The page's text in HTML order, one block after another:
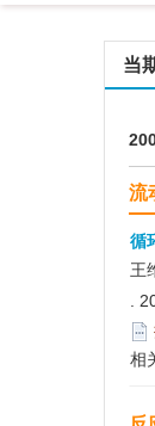
当
流
循
王
.
相